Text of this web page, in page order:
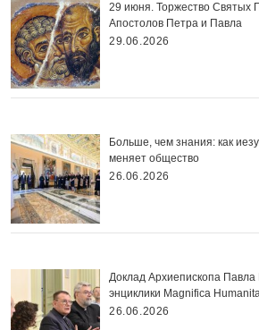
29 июня. Торжество Святых
Апостолов Петра и Павла
29.06.2026
Больше, чем знания: как
меняет общество
26.06.2026
Доклад Архиепископа
энциклики Magnifica
26.06.2026